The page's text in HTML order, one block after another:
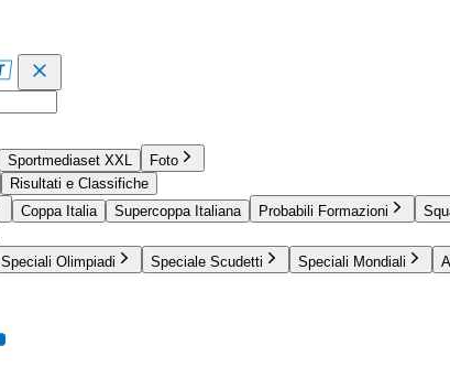
Sportmediaset XXL
Foto
Risultati e Classifiche
Coppa Italia Supercoppa Italiana Probabili Formazioni
Speciali Olimpiadi Speciale Scudetti Speciali Mondiali